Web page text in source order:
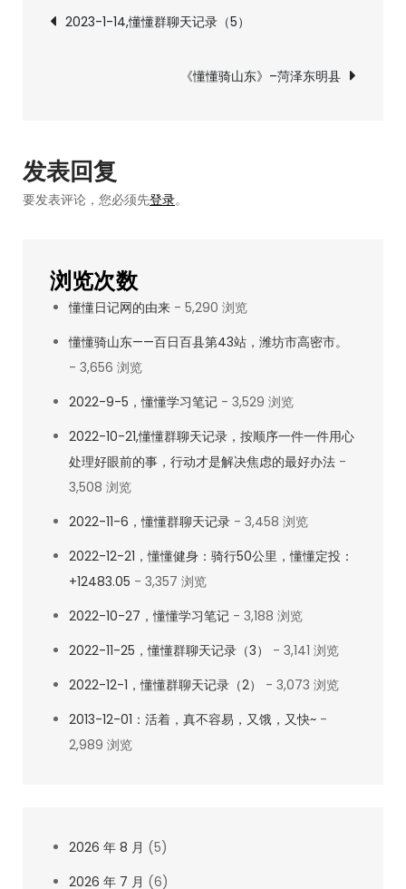
懂
文
航
2023-1-14,懂懂群聊天记录（5）
《懂懂骑山东》–菏泽东明县
发表回复
要发表评论，您必须先登录。
浏览次数
懂懂日记网的由来 - 5,290 浏览
懂懂骑山东——百日百县第43站，潍坊市高密市。
- 3,656 浏览
2022-9-5，懂懂学习笔记 - 3,529 浏览
2022-10-21,懂懂群聊天记录，按顺序一件一件用心
处理好眼前的事，行动才是解决焦虑的最好办法 -
3,508 浏览
2022-11-6，懂懂群聊天记录 - 3,458 浏览
2022-12-21，懂懂健身：骑行50公里，懂懂定投：
+12483.05 - 3,357 浏览
2022-10-27，懂懂学习笔记 - 3,188 浏览
2022-11-25，懂懂群聊天记录（3）
- 3,141 浏览
2022-12-1，懂懂群聊天记录（2）
- 3,073 浏览
2013-12-01：活着，真不容易，又饿，又快~ -
2,989 浏览
2026 年 8 月 (5)
2026 年 7 月 (6)